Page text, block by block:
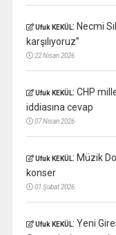
Ufuk KEKÜL: Necmi
karşılıyoruz”
22 Nisan 2026
Ufuk KEKÜL: CHP
iddiasına cevap
07 Nisan 2026
Ufuk KEKÜL: Müzik
konser
01 Şubat 2026
Ufuk KEKÜL: Yeni